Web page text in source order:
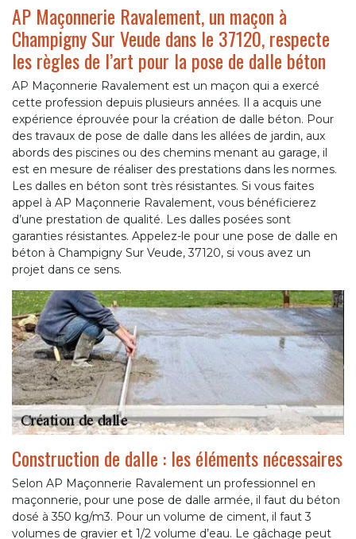
AP Maçonnerie Ravalement, un maçon à
Champigny Sur Veude dans le 37120, respecte
les règles de l’art pour la pose de dalle béton
AP Maçonnerie Ravalement est un maçon qui a exercé
cette profession depuis plusieurs années. Il a acquis une
expérience éprouvée pour la création de dalle béton. Pour
des travaux de pose de dalle dans les allées de jardin, aux
abords des piscines ou des chemins menant au garage, il
est en mesure de réaliser des prestations dans les normes.
Les dalles en béton sont très résistantes. Si vous faites
appel à AP Maçonnerie Ravalement, vous bénéficierez
d’une prestation de qualité. Les dalles posées sont
garanties résistantes. Appelez-le pour une pose de dalle en
béton à Champigny Sur Veude, 37120, si vous avez un
projet dans ce sens.
Construction de dalle : les éléments nécessaires
Selon AP Maçonnerie Ravalement un professionnel en
maçonnerie, pour une pose de dalle armée, il faut du béton
dosé à 350 kg/m3. Pour un volume de ciment, il faut 3
volumes de gravier et 1/2 volume d’eau. Le gâchage peut